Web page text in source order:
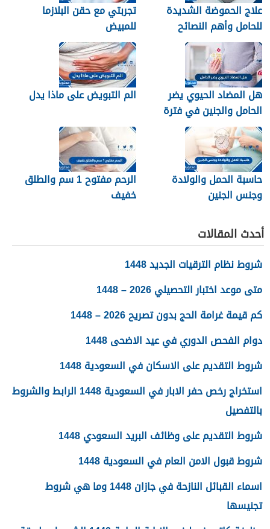
علاج الحموضة الشديدة
للحامل وأهم النصائح
للسيطرة على حموضة
المعدة
تجربتي مع حقن البلازما
للمبيض
هل المضاد الحيوي يضر
الحامل والجنين في فترة
الحمل
الم التبويض على ماذا يدل
حاسبة الحمل والولادة
وجنس الجنين
الرحم مفتوح 1 سم والطلق
خفيف
أحدث المقالات
شروط نظام الترقيات الجديد 1448
متى موعد اختبار التحصيلي 2026 – 1448
كم قيمة غرامة الحج بدون تصريح 2026 – 1448
دوام الفحص الدوري في عيد الاضحى 1448
شروط التقديم على الاسكان في السعودية 1448
استخراج رخص حفر الابار في السعودية 1448 الرابط والشروط
بالتفصيل
شروط التقديم على وظائف البريد السعودي 1448
شروط قبول الامن العام في السعودية 1448
اسماء القبائل النازحة في جازان 1448 وما هي شروط
تجنيسها